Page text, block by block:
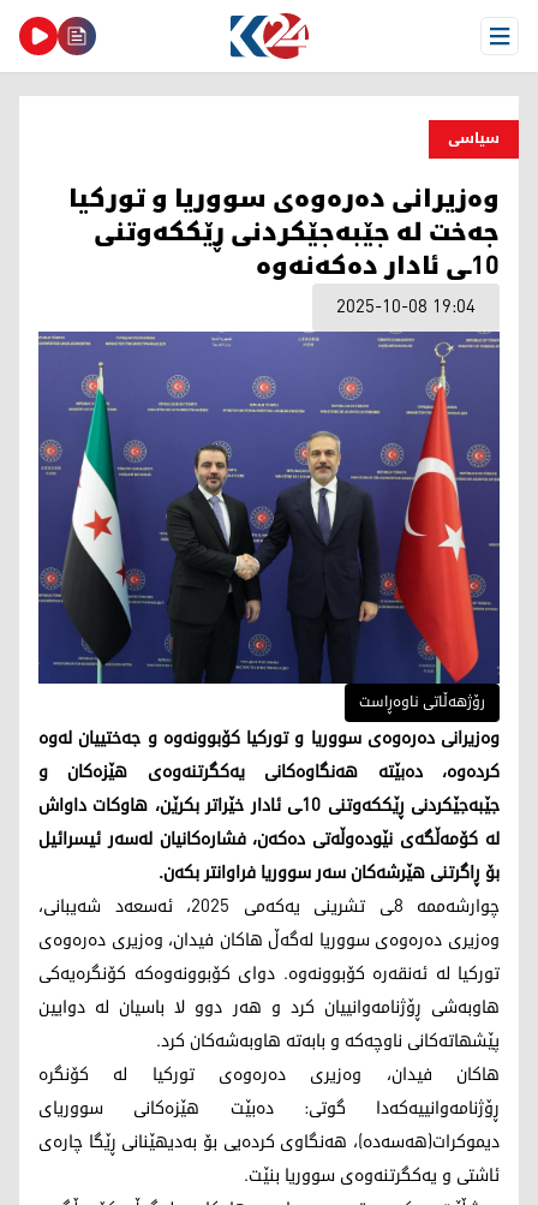
Open Menu
سیاسی
وەزیرانی دەرەوەی سووریا و تورکیا
جەخت لە جێبەجێکردنی ڕێککەوتنی
10ـی ئادار دەکەنەوە
2025-10-08 19:04
رۆژهەڵاتی ناوەڕاست
وەزیرانی دەرەوەی سووریا و تورکیا کۆبوونەوە و جەختییان لەوە
کردەوە، دەبێتە هەنگاوەکانی یەکگرتنەوەی هێزەکان و
جێبەجێکردنی ڕێککەوتنی 10ـی ئادار خێراتر بکرێن، هاوکات داواش
لە کۆمەڵگەی نێودەوڵەتی دەکەن، فشارەکانیان لەسەر ئیسرائیل
بۆ ڕاگرتنی هێرشەکان سەر سووریا فراوانتر بکەن.
چوارشەممە 8ـی تشرینی یەکەمی 2025، ئەسعەد شەیبانی،
وەزیری دەرەوەی سووریا لەگەڵ هاکان فیدان، وەزیری دەرەوەی
تورکیا لە ئەنقەرە کۆبوونەوە. دوای کۆبوونەوەکە کۆنگرەیەکی
هاوبەشی ڕۆژنامەوانییان کرد و هەر دوو لا باسیان لە دوایین
پێشهاتەکانی ناوچەکە و بابەتە هاوبەشەکان کرد.
هاکان فیدان، وەزیری دەرەوەی تورکیا لە کۆنگرە
ڕۆژنامەوانییەکەدا گوتی: دەبێت هێزەکانی سووریای
دیموکرات(هەسەدە)، هەنگاوی کردەیی بۆ بەدیهێنانی ڕێگا چارەی
ئاشتی و یەکگرتنەوەی سووریا بنێت.